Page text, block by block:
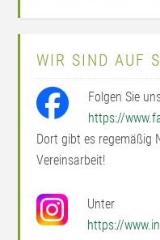
WIR SIND AUF
Folgen Sie
https://
Dort gibt es regemäßig
Vereinsarbeit!
Unter
https://